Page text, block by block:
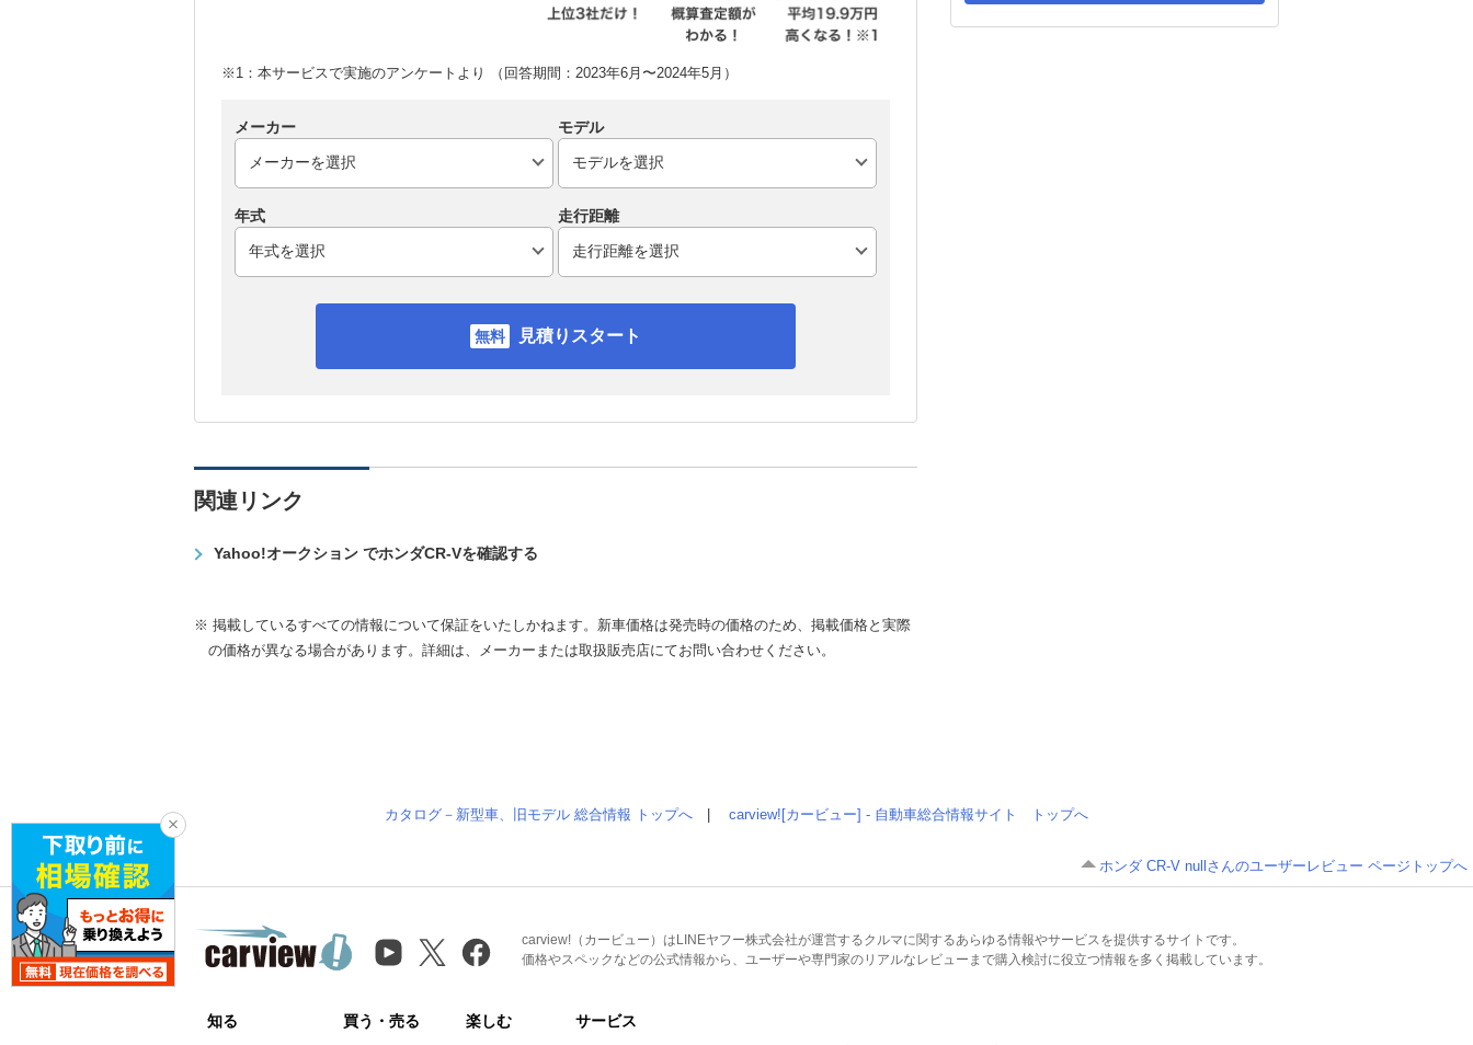
※1：本サービスで実施のアンケートより （回答期間：2023年6月〜2024年5月）
メーカー モデル
年式 走行距離
見積りスタート
関連リンク
Yahoo!オークション でホンダCR-Vを確認する
※ 掲載しているすべての情報について保証をいたしかねます。新車価格は発売時の価格のため、掲載価格と実際
の価格が異なる場合があります。詳細は、メーカーまたは取扱販売店にてお問い合わせください。
カタログ－新型車、旧モデル 総合情報 トップへ carview![カービュー] - 自動車総合情報サイト トップへ
ホンダ CR-V nullさんのユーザーレビュー ページトップへ
carview!（カービュー）はLINEヤフー株式会社が運営するクルマに関するあらゆる情報やサービスを提供するサイトです。
価格やスペックなどの公式情報から、ユーザーや専門家のリアルなレビューまで購入検討に役立つ情報を多く掲載しています。
知る 買う・売る 楽しむ サービス